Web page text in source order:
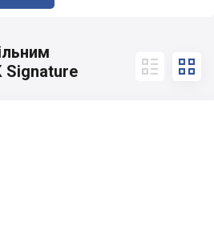
Signature
 